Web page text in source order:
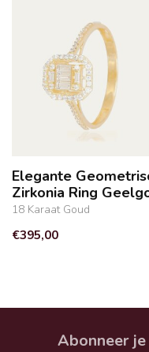
Elegante
Zirkonia Ring
18 Karaat Goud
€395,00
Abonneer